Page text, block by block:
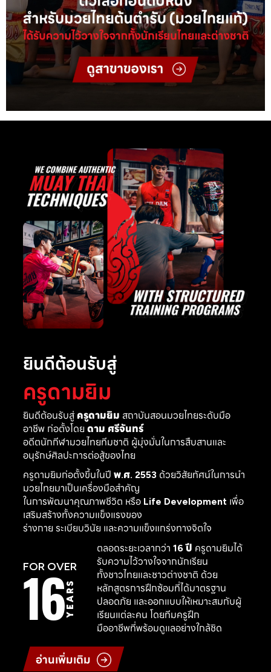
ยินดีต้อนรับสู่
ครูดามยิม
ยินดีต้อนรับสู่ ครูดามยิม สถาบันสอนมวยไทยระดับมือ
อาชีพ ก่อตั้งโดย ดาม ศรีจันทร์
อดีตนักกีฬามวยไทยทีมชาติ ผู้มุ่งมั่นในการสืบสานและ
อนุรักษ์ศิลปะการต่อสู้ของไทย
ครูดามยิมก่อตั้งขึ้นในปี พ.ศ. 2553ด้วยวิสัยทัศน์ในการนำ
มวยไทยมาเป็นเครื่องมือสำคัญ
ในการพัฒนาคุณภาพชีวิต หรือ Life Developmentเพื่อ
เสริมสร้างทั้งความแข็งแรงของ
ร่างกาย ระเบียบวินัย และความแข็งแกร่งทางจิตใจ
FOR OVER
16YEARS
ตลอดระยะเวลากว่า 16 ปี ครูดามยิมได้
รับความไว้วางใจจากนักเรียน
ทั้งชาวไทยและชาวต่างชาติ ด้วย
หลักสูตรการฝึกซ้อมที่ได้มาตรฐาน
ปลอดภัย และออกแบบให้เหมาะสมกับผู้
เรียนแต่ละคน โดยทีมครูฝึก
มืออาชีพที่พร้อมดูแลอย่างใกล้ชิด
อ่านเพิ่มเติม